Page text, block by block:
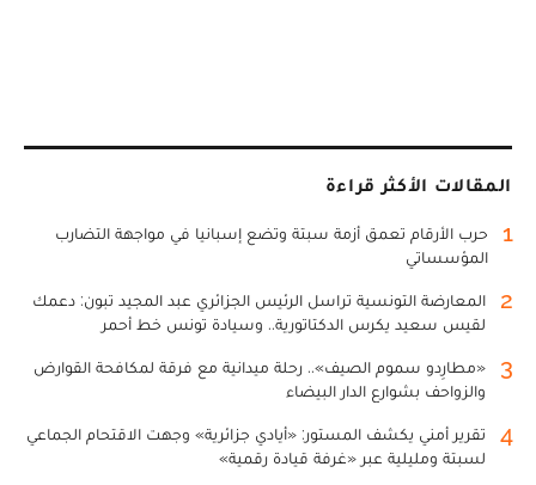
المقالات الأكثر قراءة
1
حرب الأرقام تعمق أزمة سبتة وتضع إسبانيا في مواجهة التضارب
المؤسساتي
2
المعارضة التونسية تراسل الرئيس الجزائري عبد المجيد تبون: دعمك
لقيس سعيد يكرس الدكتاتورية.. وسيادة تونس خط أحمر
3
«مطارِدو سموم الصيف».. رحلة ميدانية مع فرقة لمكافحة القوارض
والزواحف بشوارع الدار البيضاء
4
تقرير أمني يكشف المستور: «أيادي جزائرية» وجهت الاقتحام الجماعي
لسبتة ومليلية عبر «غرفة قيادة رقمية»